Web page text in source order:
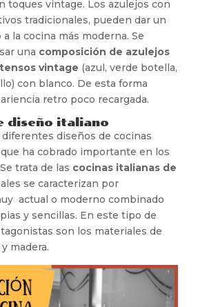
toques vintage. Los azulejos con
tradicionales, pueden dar un
la cocina más moderna. Se
una composición de azulejos
vintage (azul, verde botella,
con blanco. De esta forma
retro poco recargada.
diseño italiano
diseños de cocinas
ha cobrado importante en los
trata de las cocinas italianas de
se caracterizan por
actual o moderno combinado
y sencillas. En este tipo de
son los materiales de
madera.